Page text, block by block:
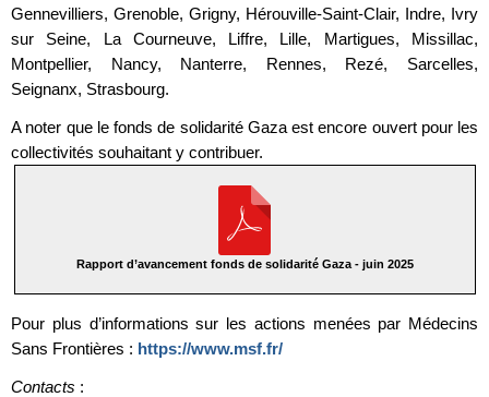
Gennevilliers, Grenoble, Grigny, Hérouville-Saint-Clair, Indre, Ivry
sur Seine, La Courneuve, Liffre, Lille, Martigues, Missillac,
Montpellier, Nancy, Nanterre, Rennes, Rezé, Sarcelles,
Seignanx, Strasbourg.
A noter que le fonds de solidarité Gaza est encore ouvert pour les
collectivités souhaitant y contribuer.
Rapport d’avancement fonds de solidarité Gaza - juin 2025
Pour plus d’informations sur les actions menées par Médecins
Sans Frontières : https://www.msf.fr/
Contacts :